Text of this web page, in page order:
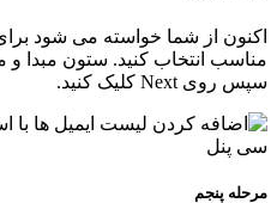
اکنون از شما خواسته می شود
مناسب انتخاب کنید. ستون مبدا و
سپس روی Next کلیک کنید.
مرحله پنجم